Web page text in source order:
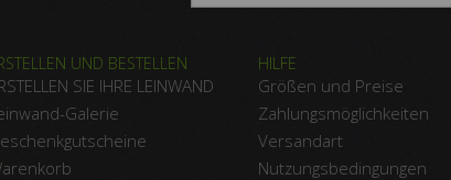
UND BESTELLEN
SIE IHRE LEINWAND
Galerie
HILFE
Größen und Preise
Zahlungsmöglichkeiten
Versandart
Nutzungsbedingungen